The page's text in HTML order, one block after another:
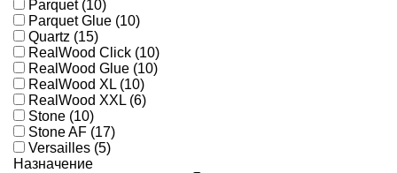
Parquet (10)
Parquet Glue (10)
Quartz (15)
RealWood Click (10)
RealWood Glue (10)
RealWood XL (10)
RealWood XXL (6)
Stone (10)
Stone AF (17)
Versailles (5)
Назначение